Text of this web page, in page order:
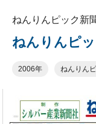
ねんりんピック新
ねんりんピ
2006年 ねんりん